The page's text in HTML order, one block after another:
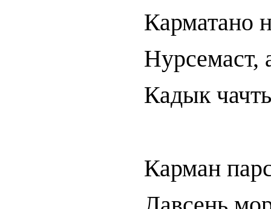
Карматано
Нурсемаст,
Кадык
Карман